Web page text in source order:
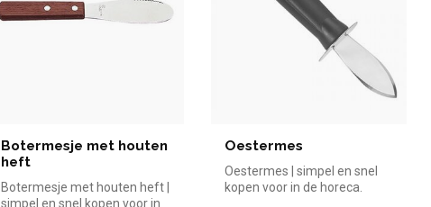
Botermesje met houten
heft
Botermesje met houten heft |
simpel en snel kopen voor in
Oestermes
Oestermes | simpel en snel
kopen voor in de horeca.